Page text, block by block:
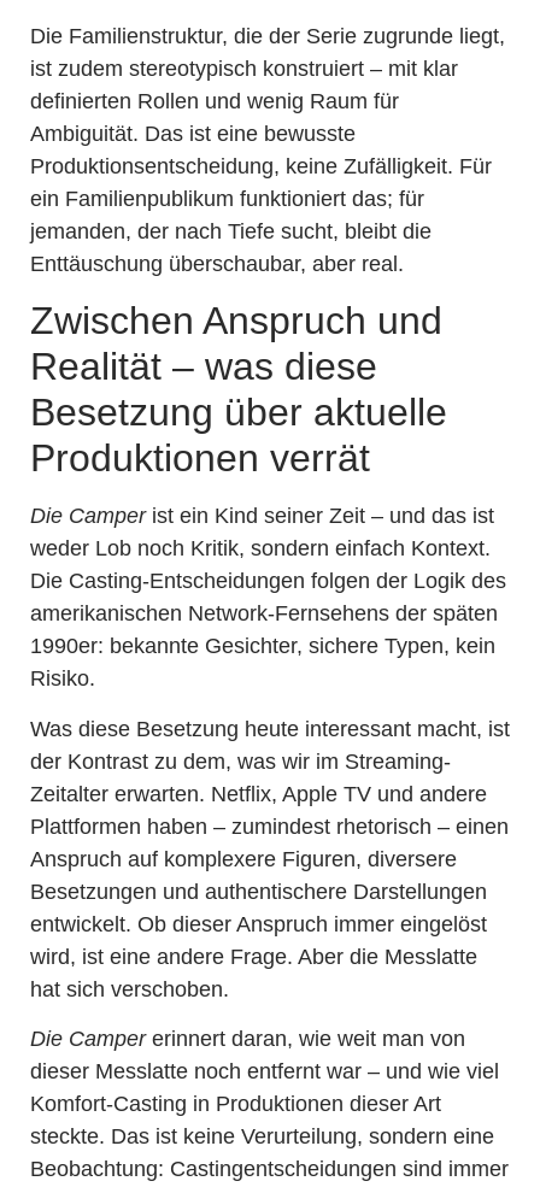
Die Familienstruktur, die der Serie zugrunde liegt,
ist zudem stereotypisch konstruiert – mit klar
definierten Rollen und wenig Raum für
Ambiguität. Das ist eine bewusste
Produktionsentscheidung, keine Zufälligkeit. Für
ein Familienpublikum funktioniert das; für
jemanden, der nach Tiefe sucht, bleibt die
Enttäuschung überschaubar, aber real.
Zwischen Anspruch und
Realität – was diese
Besetzung über aktuelle
Produktionen verrät
Die Camperist ein Kind seiner Zeit – und das ist
weder Lob noch Kritik, sondern einfach Kontext.
Die Casting-Entscheidungen folgen der Logik des
amerikanischen Network-Fernsehens der späten
1990er: bekannte Gesichter, sichere Typen, kein
Risiko.
Was diese Besetzung heute interessant macht, ist
der Kontrast zu dem, was wir im Streaming-
Zeitalter erwarten. Netflix, Apple TV und andere
Plattformen haben – zumindest rhetorisch – einen
Anspruch auf komplexere Figuren, diversere
Besetzungen und authentischere Darstellungen
entwickelt. Ob dieser Anspruch immer eingelöst
wird, ist eine andere Frage. Aber die Messlatte
hat sich verschoben.
Die Campererinnert daran, wie weit man von
dieser Messlatte noch entfernt war – und wie viel
Komfort-Casting in Produktionen dieser Art
steckte. Das ist keine Verurteilung, sondern eine
Beobachtung: Castingentscheidungen sind immer